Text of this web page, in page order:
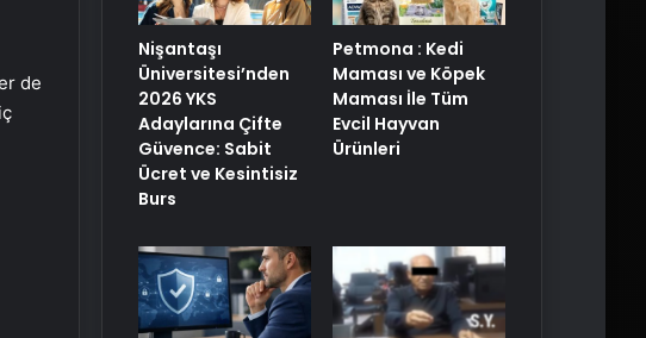
de
Nişantaşı
Üniversitesi’nden
2026 YKS
Adaylarına Çifte
Güvence: Sabit
Ücret ve Kesintisiz
Burs
Petmona : Kedi
Maması ve Köpek
Maması İle Tüm
Evcil Hayvan
Ürünleri